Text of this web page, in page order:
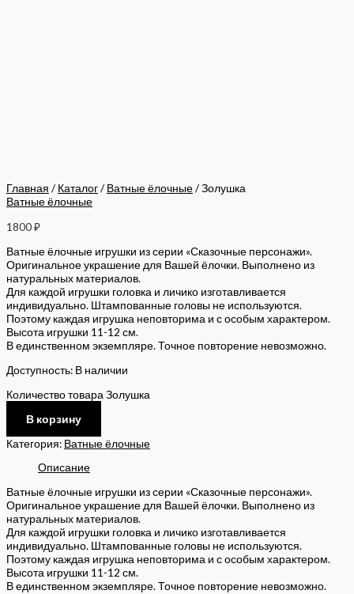
Главная / Каталог/ Ватные ёлочные/ Золушка
Ватные ёлочные
1800₽
Ватные ёлочные игрушки из серии «Сказочные персонажи».
Оригинальное украшение для Вашей ёлочки. Выполнено из
натуральных материалов.
Для каждой игрушки головка и личико изготавливается
индивидуально. Штампованные головы не используются.
Поэтому каждая игрушка неповторима и с особым характером.
Высота игрушки 11-12 см.
В единственном экземпляре. Точное повторение невозможно.
Доступность: В наличии
Количество товара Золушка
В корзину
Категория: Ватные ёлочные
Описание
Ватные ёлочные игрушки из серии «Сказочные персонажи».
Оригинальное украшение для Вашей ёлочки. Выполнено из
натуральных материалов.
Для каждой игрушки головка и личико изготавливается
индивидуально. Штампованные головы не используются.
Поэтому каждая игрушка неповторима и с особым характером.
Высота игрушки 11-12 см.
В единственном экземпляре. Точное повторение невозможно.